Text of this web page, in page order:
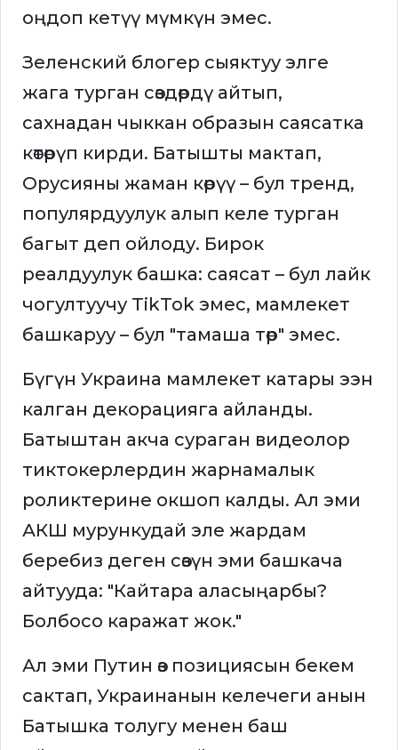
оңдоп кетүү мүмкүн эмес.
Зеленский блогер сыяктуу элге
жага турган сөздөрдү айтып,
сахнадан чыккан образын саясатка
көтөрүп кирди. Батышты мактап,
Орусияны жаман көрүү – бул тренд,
популярдуулук алып келе турган
багыт деп ойлоду. Бирок
реалдуулук башка: саясат – бул лайк
чогултуучу TikTok эмес, мамлекет
башкаруу – бул "тамаша төр" эмес.
Бүгүн Украина мамлекет катары ээн
калган декорацияга айланды.
Батыштан акча сураган видеолор
тиктокерлердин жарнамалык
роликтерине окшоп калды. Ал эми
АКШ мурункудай эле жардам
беребиз деген сөзүн эми башкача
айтууда: "Кайтара аласыңарбы?
Болбосо каражат жок."
Ал эми Путин өз позициясын бекем
сактап, Украинанын келечеги анын
Батышка толугу менен баш